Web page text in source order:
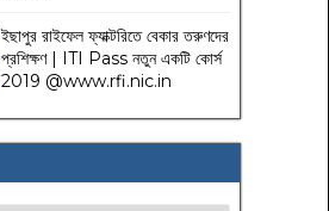
ইছাপুর রাইফেল ফ্যাক্টরিতে বেকার তরুণদের
প্রশিক্ষণ | ITI Pass নতুন একটি কোর্স
2019 @www.rfi.nic.in